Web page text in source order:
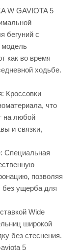
W GAVIOTA 5
бегуний с
модель
как во время
ходьбе.
Кроссовки
что
на любой
и связки,
Специальная
позволяя
без ущерба для
Wide
широкой
без стеснения.
5